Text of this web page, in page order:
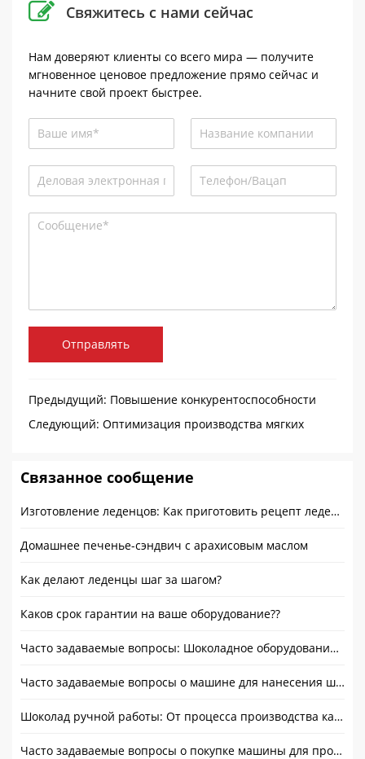
Свяжитесь с нами сейчас
Нам доверяют клиенты со всего мира — получите
мгновенное ценовое предложение прямо сейчас и
начните свой проект быстрее.
Отправлять
Предыдущий: Повышение конкурентоспособности
бренда с помощью оборудования для производства
Следующий: Оптимизация производства мягких
упаковка
Связанное сообщение
Изготовление леденцов: Как приготовить рецепт леденцов без кукурузного сиропа
Домашнее печенье-сэндвич с арахисовым маслом
Как делают леденцы шаг за шагом?
Каков срок гарантии на ваше оборудование??
Часто задаваемые вопросы: Шоколадное оборудование и производственный процесс
Часто задаваемые вопросы о машине для нанесения шоколадного покрытия на продажу
Шоколад ручной работы: От процесса производства какао к наслаждению
Часто задаваемые вопросы о покупке машины для производства шоколадных капель